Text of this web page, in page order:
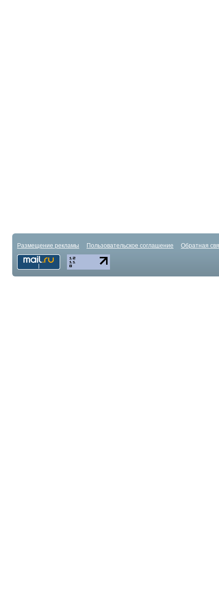
Размещение рекламы Пользовательское соглашение Обратная